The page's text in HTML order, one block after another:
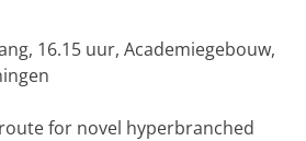
16.15 uur, Academiegebouw,
for novel hyperbranched